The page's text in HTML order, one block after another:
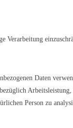
Verarbeitung
Daten
Person zu